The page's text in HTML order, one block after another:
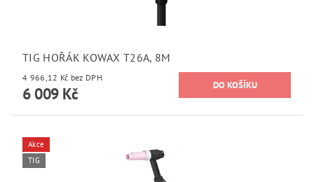
TIG HOŘÁK KOWAX T26A, 8M
4 966,12 Kč bez DPH
6 009 Kč
Akce
TIG